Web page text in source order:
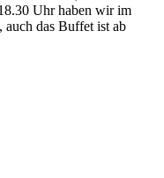
Uhr haben wir im
das Buffet ist ab